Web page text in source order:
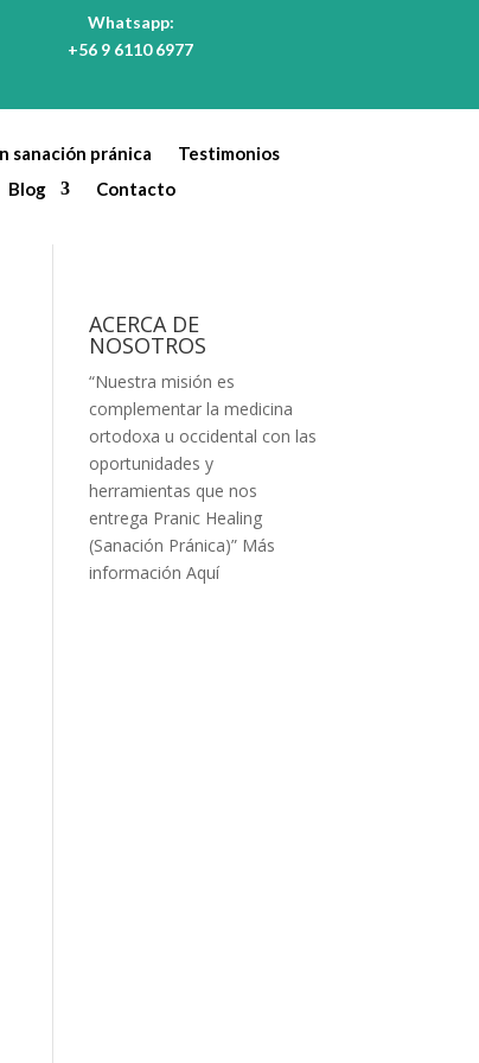
Whatsapp:
+56 9 6110 6977
sanación pránica
Testimonios
Blog Contacto
ACERCA DE
NOSOTROS
“Nuestra misión es
complementar la medicina
ortodoxa u occidental con las
oportunidades y
herramientas que nos
entrega Pranic Healing
(Sanación Pránica)” Más
información Aquí